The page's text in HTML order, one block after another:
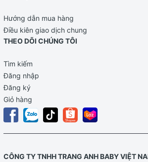
Hướng dẫn mua hàng
Điều kiên giao dịch chung
THEO DÕI CHÚNG TÔI
Tìm kiếm
Đăng nhập
Đăng ký
Giỏ hàng
CÔNG TY TNHH TRANG ANH BABY VIỆT